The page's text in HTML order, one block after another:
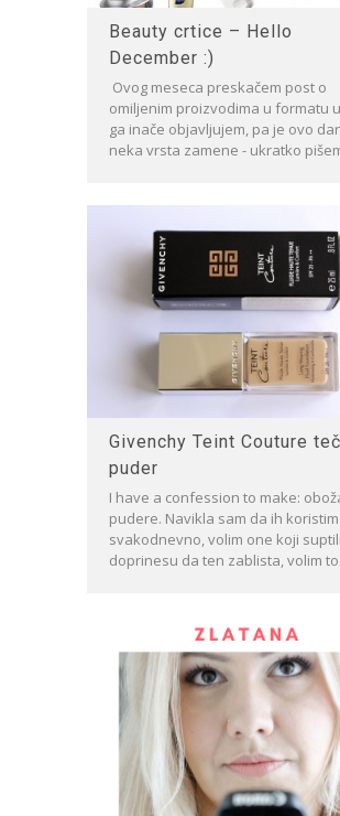
Beauty crtice – Hello
December :)
Ovog meseca preskačem post o
omiljenim proizvodima u formatu
ga inače objavljujem, pa je ovo
neka vrsta zamene - ukratko
Givenchy Teint Couture
puder
I have a confession to make:
pudere. Navikla sam da ih koristim
svakodnevno, volim one koji
doprinesu da ten zablista, volim